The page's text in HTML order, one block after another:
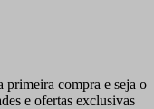
primeira compra e seja o
e ofertas exclusivas